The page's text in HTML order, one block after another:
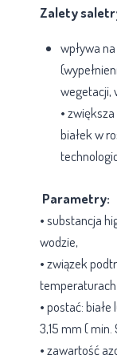
Zalety
wpływa
wegetacji,
•
białek w
Parametry:
• substancja
wodzie,
• związek
temperaturach
• postać:
3,15 mm (
• zawartość